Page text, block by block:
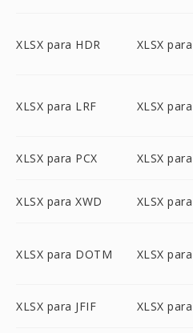
XLSX para HDR XLSX
XLSX para LRF XLSX
XLSX para PCX XLSX
XLSX para XWD XLSX
XLSX para DOTM XLSX
XLSX para JFIF XLSX